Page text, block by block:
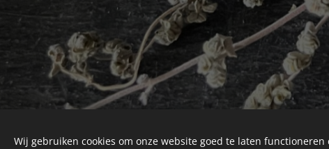
Wij gebruiken cookies om onze website goed te laten